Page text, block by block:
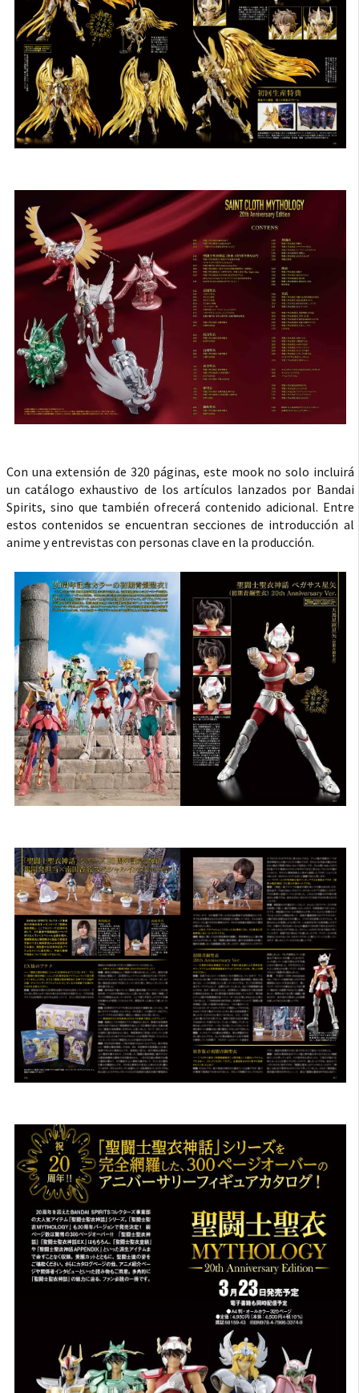
Con una extensión de 320 páginas, este mook no solo incluirá
un catálogo exhaustivo de los artículos lanzados por Bandai
Spirits, sino que también ofrecerá contenido adicional. Entre
estos contenidos se encuentran secciones de introducción al
anime y entrevistas con personas clave en la producción.